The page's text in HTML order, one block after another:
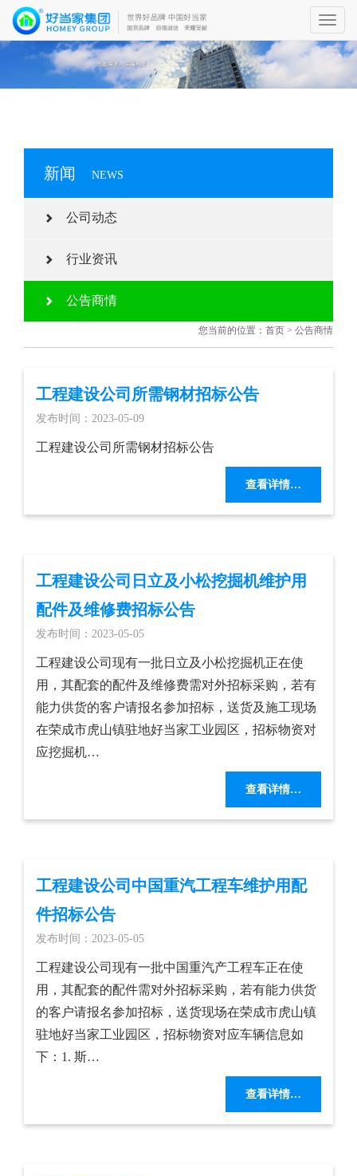
新闻 NEWS
公司动态
行业资讯
公告商情
您当前的位置： 首页 > 公告商情
工程建设公司所需钢材招标公告
发布时间：2023-05-09
工程建设公司所需钢材招标公告
查看详情…
工程建设公司日立及小松挖掘机维护用
配件及维修费招标公告
发布时间：2023-05-05
工程建设公司现有一批日立及小松挖掘机正在使
用，其配套的配件及维修费需对外招标采购，若有
能力供货的客户请报名参加招标，送货及施工现场
在荣成市虎山镇驻地好当家工业园区，招标物资对
应挖掘机…
查看详情…
工程建设公司中国重汽工程车维护用配
件招标公告
发布时间：2023-05-05
工程建设公司现有一批中国重汽产工程车正在使
用，其配套的配件需对外招标采购，若有能力供货
的客户请报名参加招标，送货现场在荣成市虎山镇
驻地好当家工业园区，招标物资对应车辆信息如
下：1. 斯…
查看详情…